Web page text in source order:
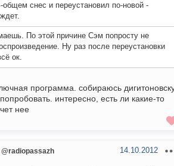
общем снес и переустановил по-новой -
По этой причине Сэм попросту не
Ну раз после переустановки
ок.
программа. собираюсь
интересно, есть ли какие-то
нее
@radiopassazh 14.10.2012